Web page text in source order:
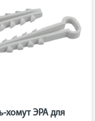
хомут ЭРА для